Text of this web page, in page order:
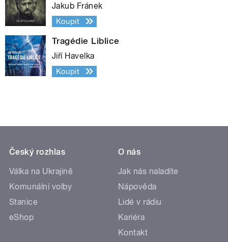
Jakub Fránek
Koupit
Tragédie Liblice
Jiří Havelka
Koupit
Český rozhlas
Válka na Ukrajině
Komunální volby
Stanice
eShop
O nás
Jak nás naladíte
Nápověda
Lidé v rádiu
Kariéra
Kontakt